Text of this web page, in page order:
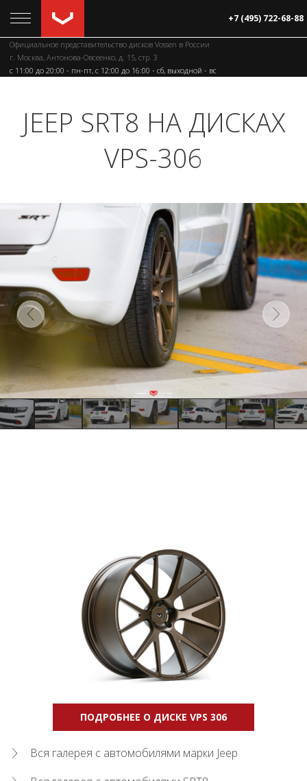
+7 (495) 722-68-88
Официальное представительство дисков Vossen в России
г. Москва, Антонова-Овсеенко, д. 15, стр. 3
c 11:00 до 20:00 - пн-пт, с 12:00 до 16:00 - сб, выходной - вс
JEEP SRT8 НА ДИСКАХ
VPS-306
ПОДРОБНЕЕ О ДИСКЕ VPS 306
Вся галерея с автомобилями марки Jeep